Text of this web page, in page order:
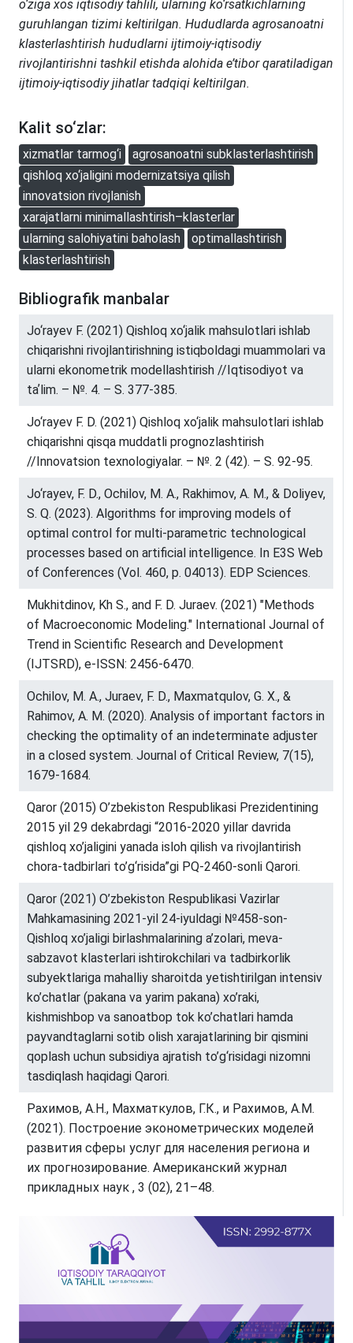
o‘ziga xos iqtisodiy tahlili, ularning ko‘rsatkichlarning
guruhlangan tizimi keltirilgan. Hududlarda agrosanoatni
klasterlashtirish hududlarni ijtimoiy-iqtisodiy
rivojlantirishni tashkil etishda alohida e’tibor qaratiladigan
ijtimoiy-iqtisodiy jihatlar tadqiqi keltirilgan.
Kalit so‘zlar:
xizmatlar tarmog‘i
agrosanoatni subklasterlashtirish
qishloq xo‘jaligini modernizatsiya qilish
innovatsion rivojlanish
xarajatlarni minimallashtirish–klasterlar
ularning salohiyatini baholash
optimallashtirish
klasterlashtirish
Bibliografik manbalar
Jo‘rayev F. (2021) Qishloq xo‘jalik mahsulotlari ishlab
chiqarishni rivojlantirishning istiqboldagi muammolari va
ularni ekonometrik modellashtirish //Iqtisodiyot va
taʼlim. – №. 4. – S. 377-385.
Jo‘rayev F. D. (2021) Qishloq xo‘jalik mahsulotlari ishlab
chiqarishni qisqa muddatli prognozlashtirish
//Innovatsion texnologiyalar. – №. 2 (42). – S. 92-95.
Jo‘rayev, F. D., Ochilov, M. A., Rakhimov, A. M., & Doliyev,
S. Q. (2023). Algorithms for improving models of
optimal control for multi-parametric technological
processes based on artificial intelligence. In E3S Web
of Conferences (Vol. 460, p. 04013). EDP Sciences.
Mukhitdinov, Kh S., and F. D. Juraev. (2021) "Methods
of Macroeconomic Modeling." International Journal of
Trend in Scientific Research and Development
(IJTSRD), e-ISSN: 2456-6470.
Ochilov, M. A., Juraev, F. D., Maxmatqulov, G. X., &
Rahimov, A. M. (2020). Analysis of important factors in
checking the optimality of an indeterminate adjuster
in a closed system. Journal of Critical Review, 7(15),
1679-1684.
Qaror (2015) О’zbеkistоn Rеspublikаsi Prеzidеntining
2015 yil 29 dеkаbrdаgi “2016-2020 yillаr dаvridа
qishlоq xо’jаligini yаnаdа islоh qilish vа rivоjlаntirish
chоrа-tаdbirlаri tо’g‘risidа”gi PQ-2460-sоnli Qаrоri.
Qaror (2021) О’zbеkistоn Rеspublikаsi Vаzirlаr
Mаhkаmаsining 2021-yil 24-iyuldаgi №458-sоn-
Qishlоq xо’jаligi birlаshmаlаrining а’zоlаri, mеvа-
sаbzаvоt klаstеrlаri ishtirоkchilаri vа tаdbirkоrlik
subyеktlаrigа mаhаlliy shаrоitdа yеtishtirilgаn intеnsiv
kо’chаtlаr (pаkаnа vа yаrim pаkаnа) xо’rаki,
kishmishbоp vа sаnоаtbоp tоk kо’chаtlаri hаmdа
pаyvаndtаglаrni sоtib оlish xаrаjаtlаrining bir qismini
qоplаsh uchun subsidiyа аjrаtish tо’g‘risidаgi nizоmni
tаsdiqlаsh hаqidаgi Qаrоri.
Рахимов, А.Н., Махматкулов, Г.К., и Рахимов, А.М.
(2021). Построение эконометрических моделей
развития сферы услуг для населения региона и
их прогнозирование. Американский журнал
прикладных наук , 3 (02), 21–48.